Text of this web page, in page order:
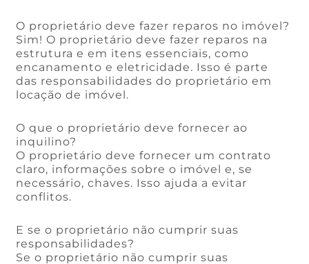
O proprietário deve fazer reparos no imóvel?
Sim! O proprietário deve fazer reparos na
estrutura e em itens essenciais, como
encanamento e eletricidade. Isso é parte
das responsabilidades do proprietário em
locação de imóvel.
O que o proprietário deve fornecer ao
inquilino?
O proprietário deve fornecer um contrato
claro, informações sobre o imóvel e, se
necessário, chaves. Isso ajuda a evitar
conflitos.
E se o proprietário não cumprir suas
responsabilidades?
Se o proprietário não cumprir suas